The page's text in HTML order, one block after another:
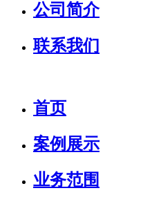
公司简介
联系我们
首页
案例展示
业务范围